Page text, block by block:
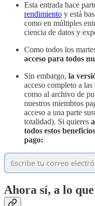
Esta entrada hace
rendimiento y está
como en múltiples
ciencia de datos y
Como todos los
acceso para todos
Sin embargo, la
acceso completo a
como al archivo de
nuestros miembros
acceso a una parte
totalidad). Si quieres
todos estos
pago:
Ahora sí, a lo